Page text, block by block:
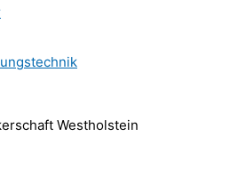
Westholstein